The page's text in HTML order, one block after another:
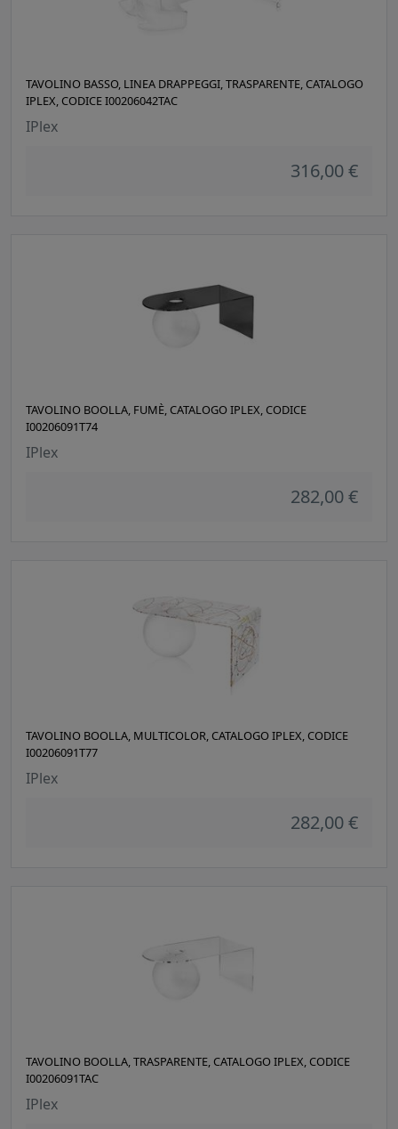
TAVOLINO BASSO, LINEA DRAPPEGGI, TRASPARENTE, CATALOGO
IPLEX, CODICE I00206042TAC
IPlex
316,00 €
TAVOLINO BOOLLA, FUMÈ, CATALOGO IPLEX, CODICE
I00206091T74
IPlex
282,00 €
TAVOLINO BOOLLA, MULTICOLOR, CATALOGO IPLEX, CODICE
I00206091T77
IPlex
282,00 €
TAVOLINO BOOLLA, TRASPARENTE, CATALOGO IPLEX, CODICE
I00206091TAC
IPlex